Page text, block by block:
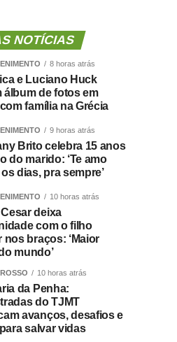
NOTÍCIAS
8 horas atrás
e Luciano Huck
álbum de fotos em
família na Grécia
9 horas atrás
Brito celebra 15 anos
do marido: ‘Te amo
dias, pra sempre’
10 horas atrás
deixa
com o filho
nos braços: ‘Maior
mundo’
10 horas atrás
da Penha:
do TJMT
avanços, desafios e
salvar vidas